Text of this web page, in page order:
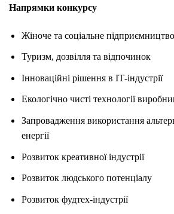
Напрямки конкурсу
Жіноче та соціальне підприємництво
Туризм, дозвілля та відпочинок
Інноваційні рішення в ІТ-індустрії
Екологічно чисті технології
Запровадження використання
енергії
Розвиток креативної індустрії
Розвиток людського потенціалу
Розвиток фудтех-індустрії